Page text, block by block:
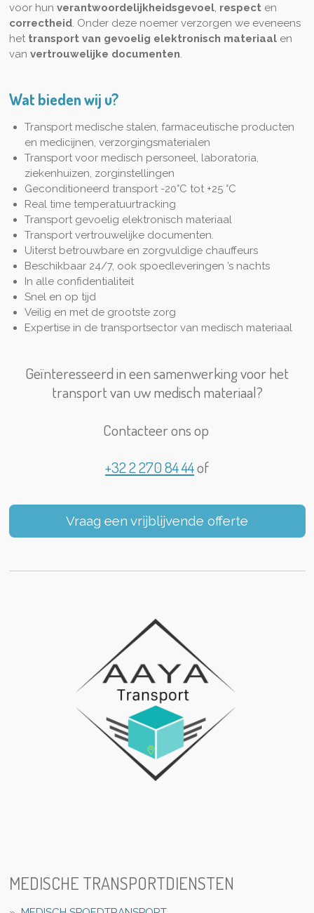
voor hun verantwoordelijkheidsgevoel, respecten
correctheid. Onder deze noemer verzorgen we eveneens
het transport van gevoelig elektronisch materiaalen
van vertrouwelijke documenten.
Wat bieden wij u?
Transport medische stalen, farmaceutische producten
en medicijnen, verzorgingsmaterialen
Transport voor medisch personeel, laboratoria,
ziekenhuizen, zorginstellingen
Geconditioneerd transport -20°C tot +25 °C
Real time temperatuurtracking
Transport gevoelig elektronisch materiaal
Transport vertrouwelijke documenten.
Uiterst betrouwbare en zorgvuldige chauffeurs
Beschikbaar 24/7, ook spoedleveringen ’s nachts
In alle confidentialiteit
Snel en op tijd
Veilig en met de grootste zorg
Expertise in de transportsector van medisch materiaal
Geïnteresseerd in een samenwerking voor het
transport van uw medisch materiaal?
Contacteer ons op
+32 2 270 84 44of
Vraag een vrijblijvende offerte
MEDISCHE TRANSPORTDIENSTEN